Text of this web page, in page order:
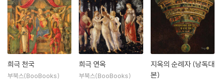
심과 좌절을 시와 산문의 복합체로 담아냈다. 베아트리체의 죽음은 단테가
문학으로부터 철학으로, 그리고 현실 세계로 나아가는 계기가 되었다.
단테는 인간의 더욱 본질적인 문제에 천착하는 동시에 피렌체 정부에 참여
하여 정치와 외교, 행정, 군사 등 전방위적인 실천을 도모했다. 1289년에
는 구엘피당 정권확립에 공헌하여 6인 행정위원 중 한명이 되는 등 매우
성공적인 공직생활을 시작하였으나 전쟁의 소용돌이에 휘말려 그의 나이
희극 천국
부북스(BooBooks)
희극 연옥
부북스(BooBooks)
지옥의 순례자 (낭독대
본)